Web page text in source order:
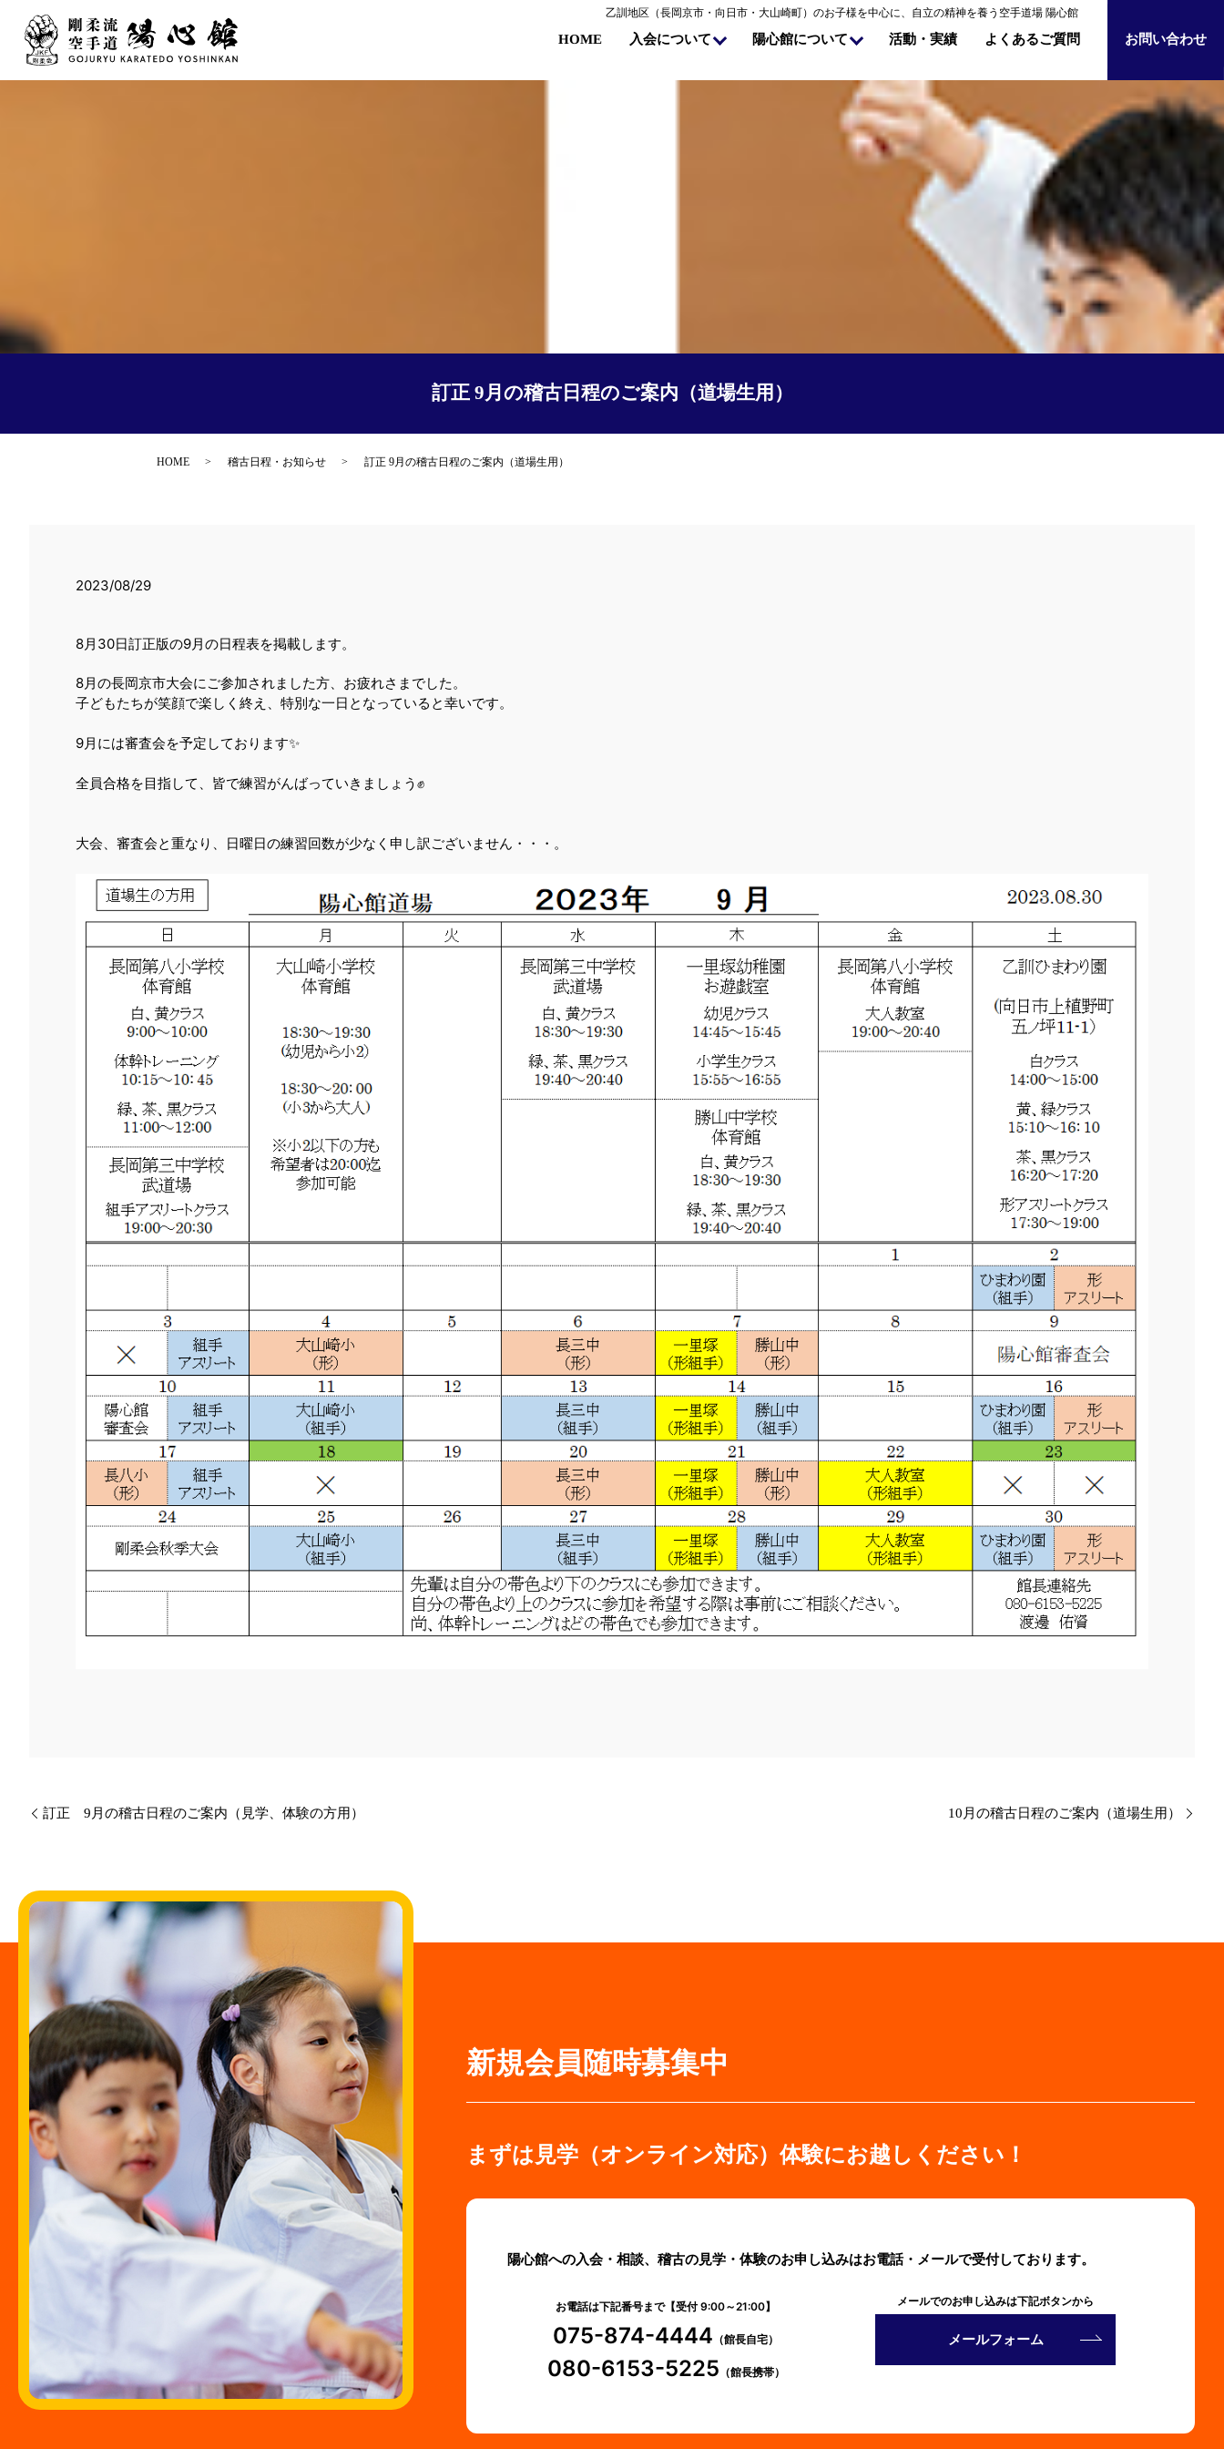
乙訓地区（長岡京市・向日市・大山崎町）のお子様を中心に、自立の精神を養う空手道場 陽心館
お問い合わせ
HOME 入会について 陽心館について 活動・実績 よくあるご質問
訂正 9月の稽古日程のご案内（道場生用）
HOME 稽古日程・お知らせ 訂正 9月の稽古日程のご案内（道場生用）
2023/08/29
8月30日訂正版の9月の日程表を掲載します。
8月の長岡京市大会にご参加されました方、お疲れさまでした。
子どもたちが笑顔で楽しく終え、特別な一日となっていると幸いです。
9月には審査会を予定しております✨
全員合格を目指して、皆で練習がんばっていきましょう✊
大会、審査会と重なり、日曜日の練習回数が少なく申し訳ございません・・・。
訂正 9月の稽古日程のご案内（見学、体験の方用） 10月の稽古日程のご案内（道場生用）
新規会員随時募集中
まずは見学（オンライン対応）体験にお越しください！
陽心館への入会・相談、稽古の見学・体験のお申し込みはお電話・メールで受付しております。
お電話は下記番号まで【受付 9:00～21:00】
075-874-4444 （館長自宅）
080-6153-5225 （館長携帯）
メールでのお申し込みは下記ボタンから
メールフォーム